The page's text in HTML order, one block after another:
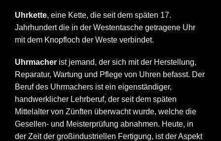
Uhrkette, eine Kette, die seit dem späten 17.
Jahrhundert die in der Westentasche getragene Uhr
mit dem Knopfloch der Weste verbindet.
Uhrmacher ist jemand, der sich mit der Herstellung,
Reparatur, Wartung und Pflege von Uhren befasst. Der
Beruf des Uhrmachers ist ein eigenständiger,
handwerklicher Lehrberuf, der seit dem späten
Mittelalter von Zünften überwacht wurde, welche die
Gesellen- und Meisterprüfung abnahmen. Heute, in
der Zeit der großindustriellen Fertigung, ist der Aspekt